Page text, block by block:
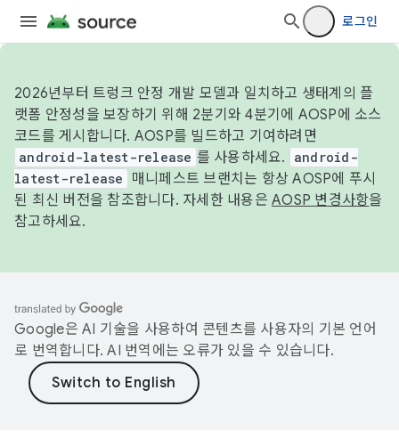
로그인
2026년부터 트렁크 안정 개발 모델과 일치하고 생태계의 플
랫폼 안정성을 보장하기 위해 2분기와 4분기에 AOSP에 소스
코드를 게시합니다. AOSP를 빌드하고 기여하려면
android-latest-release 를 사용하세요.
android-
latest-release
매니페스트 브랜치는 항상 AOSP에 푸시
된 최신 버전을 참조합니다. 자세한 내용은 AOSP 변경사항을
참고하세요.
Google은 AI 기술을 사용하여 콘텐츠를 사용자의 기본 언어
로 번역합니다. AI 번역에는 오류가 있을 수 있습니다.